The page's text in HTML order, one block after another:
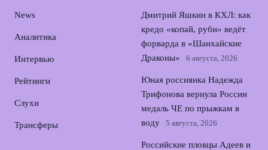
News
Аналитика
Интервью
Рейтинги
Слухи
Трансферы
Дмитрий Яшкин в КХЛ: как
кредо «копай, руби» ведёт
форварда в «Шанхайские
Драконы»
6 августа, 2026
Юная россиянка Надежда
Трифонова вернула России
медаль ЧЕ по прыжкам в
воду
5 августа, 2026
Российские пловцы Адеев и